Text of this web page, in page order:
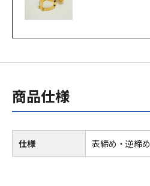
商品仕様
仕様 表締め・逆締め